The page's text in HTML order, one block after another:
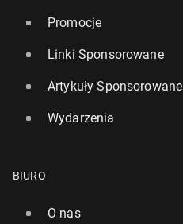
Promocje
Linki Sponsorowane
Artykuły Sponsorowane
Wydarzenia
BIURO
O nas